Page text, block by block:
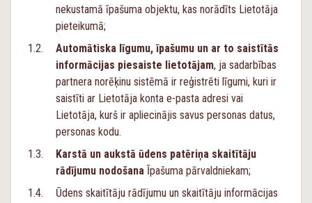
nekustamā īpašuma objektu, kas norādīts Lietotāja
pieteikumā;
Automātiska līgumu, īpašumu un ar to saistītās
informācijas piesaiste lietotājam, ja sadarbības
partnera norēķinu sistēmā ir reģistrēti līgumi, kuri ir
saistīti ar Lietotāja konta e-pasta adresi vai
Lietotāja, kurš ir apliecinājis savus personas datus,
personas kodu.
Karstā un aukstā ūdens patēriņa skaitītāju
rādījumu nodošana Īpašuma pārvaldniekam;
Ūdens skaitītāju rādījumu un skaitītāju informācijas